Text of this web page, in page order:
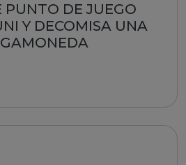
PUNTO DE JUEGO
Y DECOMISA UNA